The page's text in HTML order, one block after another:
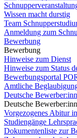
Wissen macht durstig
Team
Anmeldung zum
Bewerbung
Bewerbung
Hinweise zum Dienst
Hinweise zum Status
Bewerbungsportal
Amtliche
Deutsche
Deutsche
Vorgezogenes Abitur
Studiengänge
Dokumentenliste zur